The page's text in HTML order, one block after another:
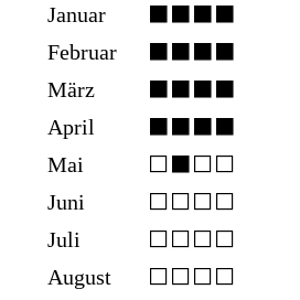
Januar
⬛⬛⬛⬛
Februar
⬛⬛⬛⬛
März
⬛⬛⬛⬛
April
⬛⬛⬛⬛
Mai
⬜⬛⬜⬜
Juni
⬜⬜⬜⬜
Juli
⬜⬜⬜⬜
August
⬜⬜⬜⬜